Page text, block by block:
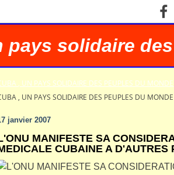
pays solidaire
, UN PAYS SOLIDAIRE DES PEUPLES DU MONDE
, UN PAYS SOLIDAIRE DES PEUPLES DU MONDE
janvier 2007
MANIFESTE SA
CUBAINE A D'AUTRES